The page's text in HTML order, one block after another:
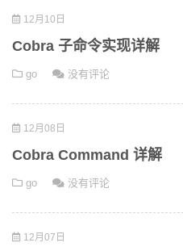
12月10日
Cobra 子命令实现详解
go 没有评论
12月08日
Cobra Command 详解
go 没有评论
12月07日